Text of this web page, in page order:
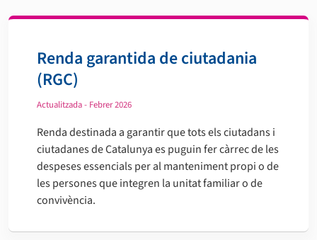
Renda garantida de ciutadania
(RGC)
Actualitzada - Febrer 2026
Renda destinada a garantir que tots els ciutadans i
ciutadanes de Catalunya es puguin fer càrrec de les
despeses essencials per al manteniment propi o de
les persones que integren la unitat familiar o de
convivència.